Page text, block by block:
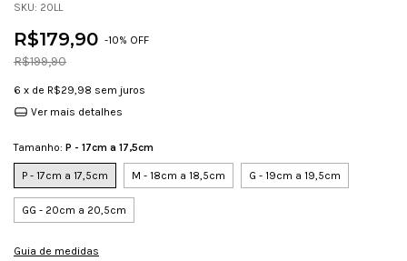
SKU: 20LL
R$179,90 -10% OFF
R$199,90
6 x de R$29,98 sem juros
Ver mais detalhes
Tamanho: P - 17cm a 17,5cm
P - 17cm a 17,5cm M - 18cm a 18,5cm G - 19cm a 19,5cm
GG - 20cm a 20,5cm
Guia de medidas